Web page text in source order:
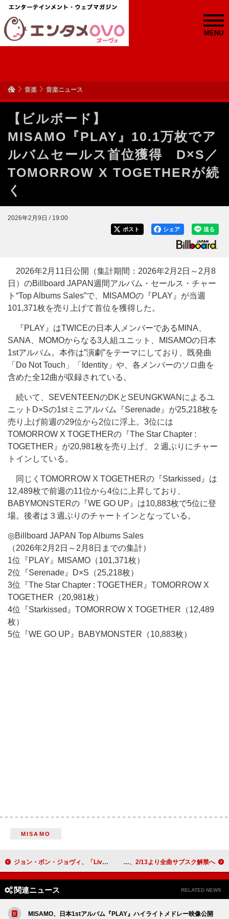
MENU
音楽 音楽ニュース
【ビルボード】
MISAMO『PLAY』10.1万枚でア
ルバムセールス首位獲得 D×S／
TOMORROW X TOGETHERが続
く
2026年2月9日 / 19:00
送る
シェア
ポスト
2026年2月11日公開（集計期間：2026年2月2日～2月8
日）のBillboard JAPAN週間アルバム・セールス・チャー
ト“Top Albums Sales”で、MISAMOの『PLAY』が当週
101,371枚を売り上げて首位を獲得した。
『PLAY』はTWICEの日本人メンバーであるMINA、
SANA、MOMOからなる3人組ユニット、MISAMOの日本
1stアルバム。本作は”演劇”をテーマにしており、既発曲
「Do Not Touch」「Identity」や、各メンバーのソロ曲を
含めた全12曲が収録されている。
続いて、SEVENTEENのDKとSEUNGKWANによるユ
ニットD×Sの1stミニアルバム『Serenade』が25,218枚を
売り上げ前週の29位から2位に浮上。3位には
TOMORROW X TOGETHERの『The Star Chapter :
TOGETHER』が20,981枚を売り上げ、２週ぶりにチャー
トインしている。
同じくTOMORROW X TOGETHERの『Starkissed』は
12,489枚で前週の11位から4位に上昇しており、
BABYMONSTERの『WE GO UP』は10,883枚で5位に登
場。後者は３週ぶりのチャートインとなっている。
◎Billboard JAPAN Top Albums Sales
（2026年2月2日～2月8日までの集計）
1位『PLAY』MISAMO（101,371枚）
2位『Serenade』D×S（25,218枚）
3位『The Star Chapter : TOGETHER』TOMORROW X
TOGETHER（20,981枚）
4位『Starkissed』TOMORROW X TOGETHER（12,489
枚）
5位『WE GO UP』BABYMONSTER（10,883枚）
MISAMO
ジョン・ボン・ジョヴィ、「Livin' On A Prayer」パロディCMにカメオ出演 ハロー！プロジェクト、2/13より全曲サブスク解禁へ
関連ニュース RELATED NEWS
MISAMO、日本1stアルバム『PLAY』ハイライトメドレー映像公開